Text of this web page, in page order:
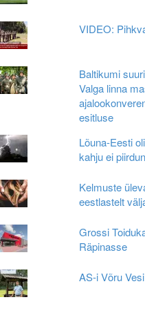
VIDEO:
Baltikumi
Valga linna
esitluse
Lõuna-Eesti
kahju ei
Kelmuste
eestlastelt
Grossi
Räpinasse
AS-i Võru